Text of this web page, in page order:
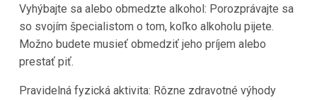
Vyhýbajte sa alebo obmedzte alkohol: Porozprávajte sa
so svojím špecialistom o tom, koľko alkoholu pijete.
Možno budete musieť obmedziť jeho príjem alebo
prestať piť.
Pravidelná fyzická aktivita: Rôzne zdravotné výhody